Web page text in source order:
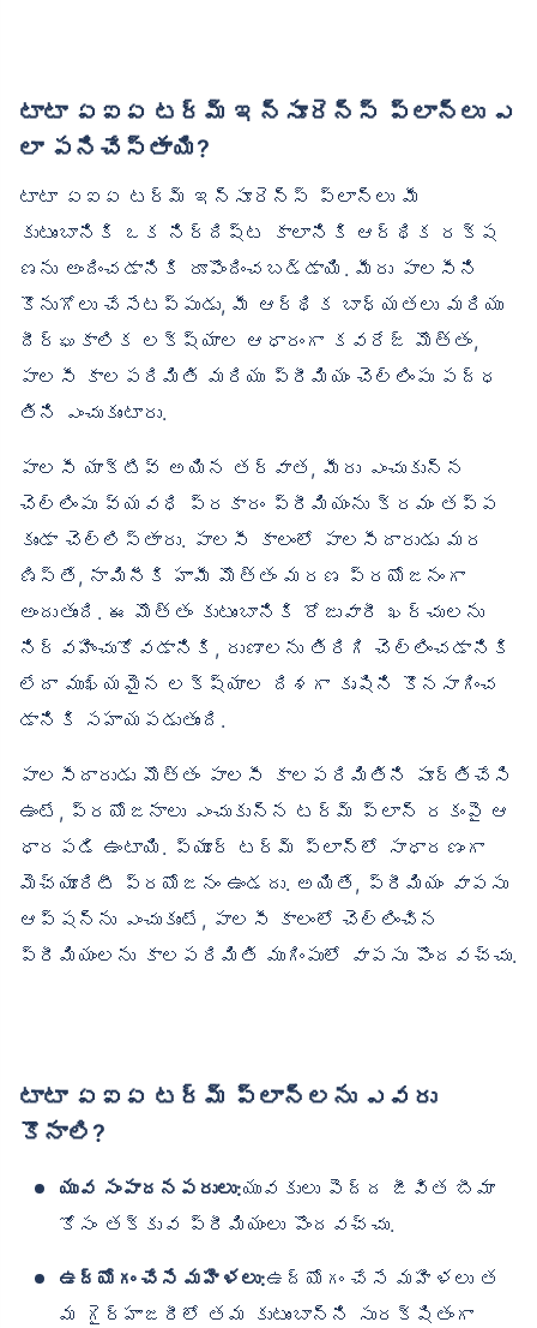
టాటా ఏఐఏ టర్మ్ ఇన్సూరెన్స్ ప్లాన్‌లు ఎ
లా పనిచేస్తాయి?
టాటా ఏఐఏ టర్మ్ ఇన్సూరెన్స్ ప్లాన్‌లు మీ
కుటుంబానికి ఒక నిర్దిష్ట కాలానికి ఆర్థిక రక్ష
ణను అందించడానికి రూపొందించబడ్డాయి. మీరు పాలసీని
కొనుగోలు చేసేటప్పుడు, మీ ఆర్థిక బాధ్యతలు మరియు
దీర్ఘకాలిక లక్ష్యాల ఆధారంగా కవరేజ్ మొత్తం,
పాలసీ కాలపరిమితి మరియు ప్రీమియం చెల్లింపు పద్ధ
తిని ఎంచుకుంటారు.
పాలసీ యాక్టివ్ అయిన తర్వాత, మీరు ఎంచుకున్న
చెల్లింపు వ్యవధి ప్రకారం ప్రీమియంను క్రమం తప్ప
కుండా చెల్లిస్తారు. పాలసీ కాలంలో పాలసీదారుడు మర
ణిస్తే, నామినీకి హామీ మొత్తం మరణ ప్రయోజనంగా
అందుతుంది. ఈ మొత్తం కుటుంబానికి రోజువారీ ఖర్చులను
నిర్వహించుకోవడానికి, రుణాలను తిరిగి చెల్లించడానికి
లేదా ముఖ్యమైన లక్ష్యాల దిశగా కృషిని కొనసాగించ
డానికి సహాయపడుతుంది.
పాలసీదారుడు మొత్తం పాలసీ కాలపరిమితిని పూర్తిచేసి
ఉంటే, ప్రయోజనాలు ఎంచుకున్న టర్మ్ ప్లాన్ రకంపై ఆ
ధారపడి ఉంటాయి. ప్యూర్ టర్మ్ ప్లాన్‌లో సాధారణంగా
మెచ్యూరిటీ ప్రయోజనం ఉండదు. అయితే, ప్రీమియం వాపసు
ఆప్షన్‌ను ఎంచుకుంటే, పాలసీ కాలంలో చెల్లించిన
ప్రీమియంలను కాలపరిమితి ముగింపులో వాపసు పొందవచ్చు.
టాటా ఏఐఏ టర్మ్ ప్లాన్‌లను ఎవరు
కొనాలి?
యువ సంపాదనపరులు:యువకులు పెద్ద జీవిత బీమా
కోసం తక్కువ ప్రీమియంలు పొందవచ్చు.
ఉద్యోగం చేసే మహిళలు:ఉద్యోగం చేసే మహిళలు త
మ గైర్హాజరీలో తమ కుటుంబాన్ని సురక్షితంగా